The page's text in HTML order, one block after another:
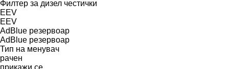
Филтер за дизел честички
EEV
EEV
AdBlue резервоар
AdBlue резервоар
Тип на менувач
рачен
прикажи се